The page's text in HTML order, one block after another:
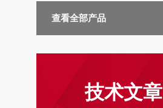
查看全部产品
技术文章